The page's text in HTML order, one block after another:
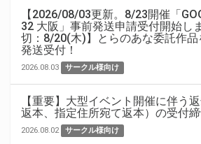
【2026/08/03更新。8/23開催「
32 大阪」事前発送申請受付開始し
切：8/20(木)】とらのあな委託作
発送受付！
2026.08.03 サークル様向け
【重要】大型イベント開催に伴う
返本、指定住所宛て返本）の受付
2026.08.02 サークル様向け